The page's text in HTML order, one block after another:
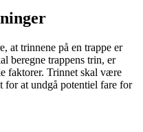
at trinnene på en trappe er
beregne trappens trin, er
faktorer. Trinnet skal være
for at undgå potentiel fare for